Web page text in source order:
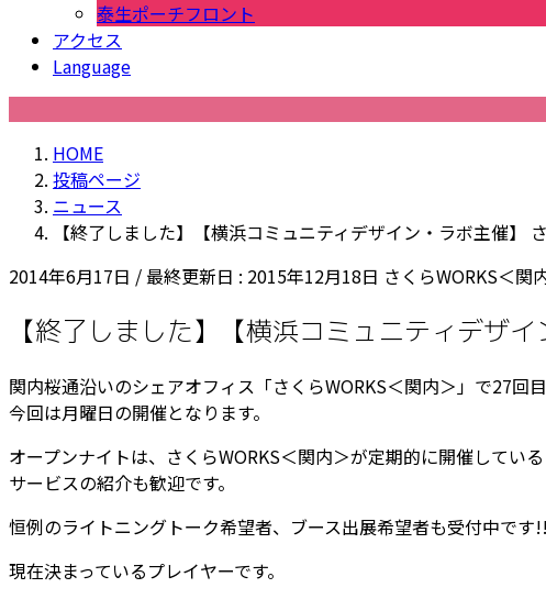
泰生ポーチフロント
アクセス
Language
HOME
投稿ページ
ニュース
【終了しました】【横浜コミュニティデザイン・ラボ主催】
2014年6月17日 / 最終更新日 : 2015年12月18日 さくらWORKS＜関
【終了しました】【横浜コミュニティデザ
関内桜通沿いのシェアオフィス「さくらWORKS＜関内＞」で27回
今回は月曜日の開催となります。
オープンナイトは、さくらWORKS＜関内＞が定期的に開催してい
サービスの紹介も歓迎です。
恒例のライトニングトーク希望者、ブース出展希望者も受付中です!!
現在決まっているプレイヤーです。